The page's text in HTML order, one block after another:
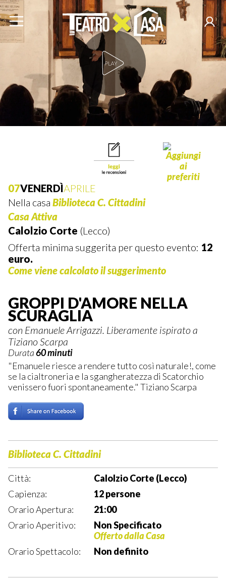
Play Video
07VENERDÌAPRILE
Nella casaBiblioteca C. Cittadini
Casa Attiva
Calolzio Corte (Lecco)
Offerta minima suggerita per questo evento: 12
euro.
Come viene calcolato il suggerimento
GROPPI D'AMORE NELLA
SCURAGLIA
con Emanuele Arrigazzi. Liberamente ispirato a
Tiziano Scarpa
Durata60 minuti
"Emanuele riesce a rendere tutto così naturale!, come
se la cialtroneria e la sgangheratezza di Scatorchio
venissero fuori spontaneamente." Tiziano Scarpa
Biblioteca C. Cittadini
Città:
Calolzio Corte (Lecco)
Capienza:
12 persone
Orario Apertura:
21:00
Orario Aperitivo:
Non Specificato
Offerto dalla Casa
Orario Spettacolo:
Non definito